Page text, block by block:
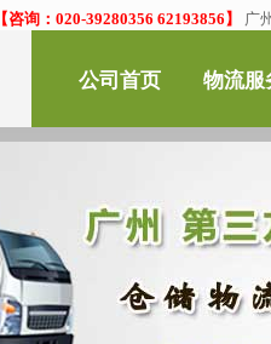
【咨询：020-39280356 62193856】 广
公司首页 物流服